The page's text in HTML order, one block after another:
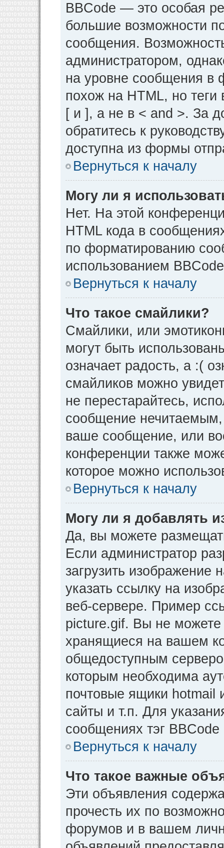
BBCode — это особая
большие возможности
сообщения.
администратором,
на уровне сообщения в
похож на HTML, но теги
[ и ], а не в < and >. За
обратитесь к
доступна из формы
Вернуться к началу
Могу ли я
Нет. На этой
HTML кода в
по форматированию
использованием
Вернуться к началу
Что такое смайлики?
Смайлики, или
могут быть
означает радость, а :(
смайликов можно
не перестарайтесь,
сообщение нечитаемым,
ваше сообщение, или
конференции также
которое можно
Вернуться к началу
Могу ли я добавлять
Да, вы можете
Если администратор
загрузить
указать ссылку на
веб-сервере. Пример
picture.gif. Вы не можете
хранящиеся на вашем
общедоступным
которым необходима
почтовые ящики
сайты и т.п. Для
сообщениях тэг BBCode
Вернуться к началу
Что такое важные
Эти объявления
прочесть их по
форумов и в вашем